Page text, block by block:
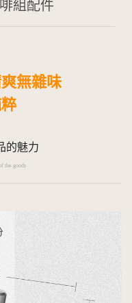
組配件
無雜味
的魅力
the goods